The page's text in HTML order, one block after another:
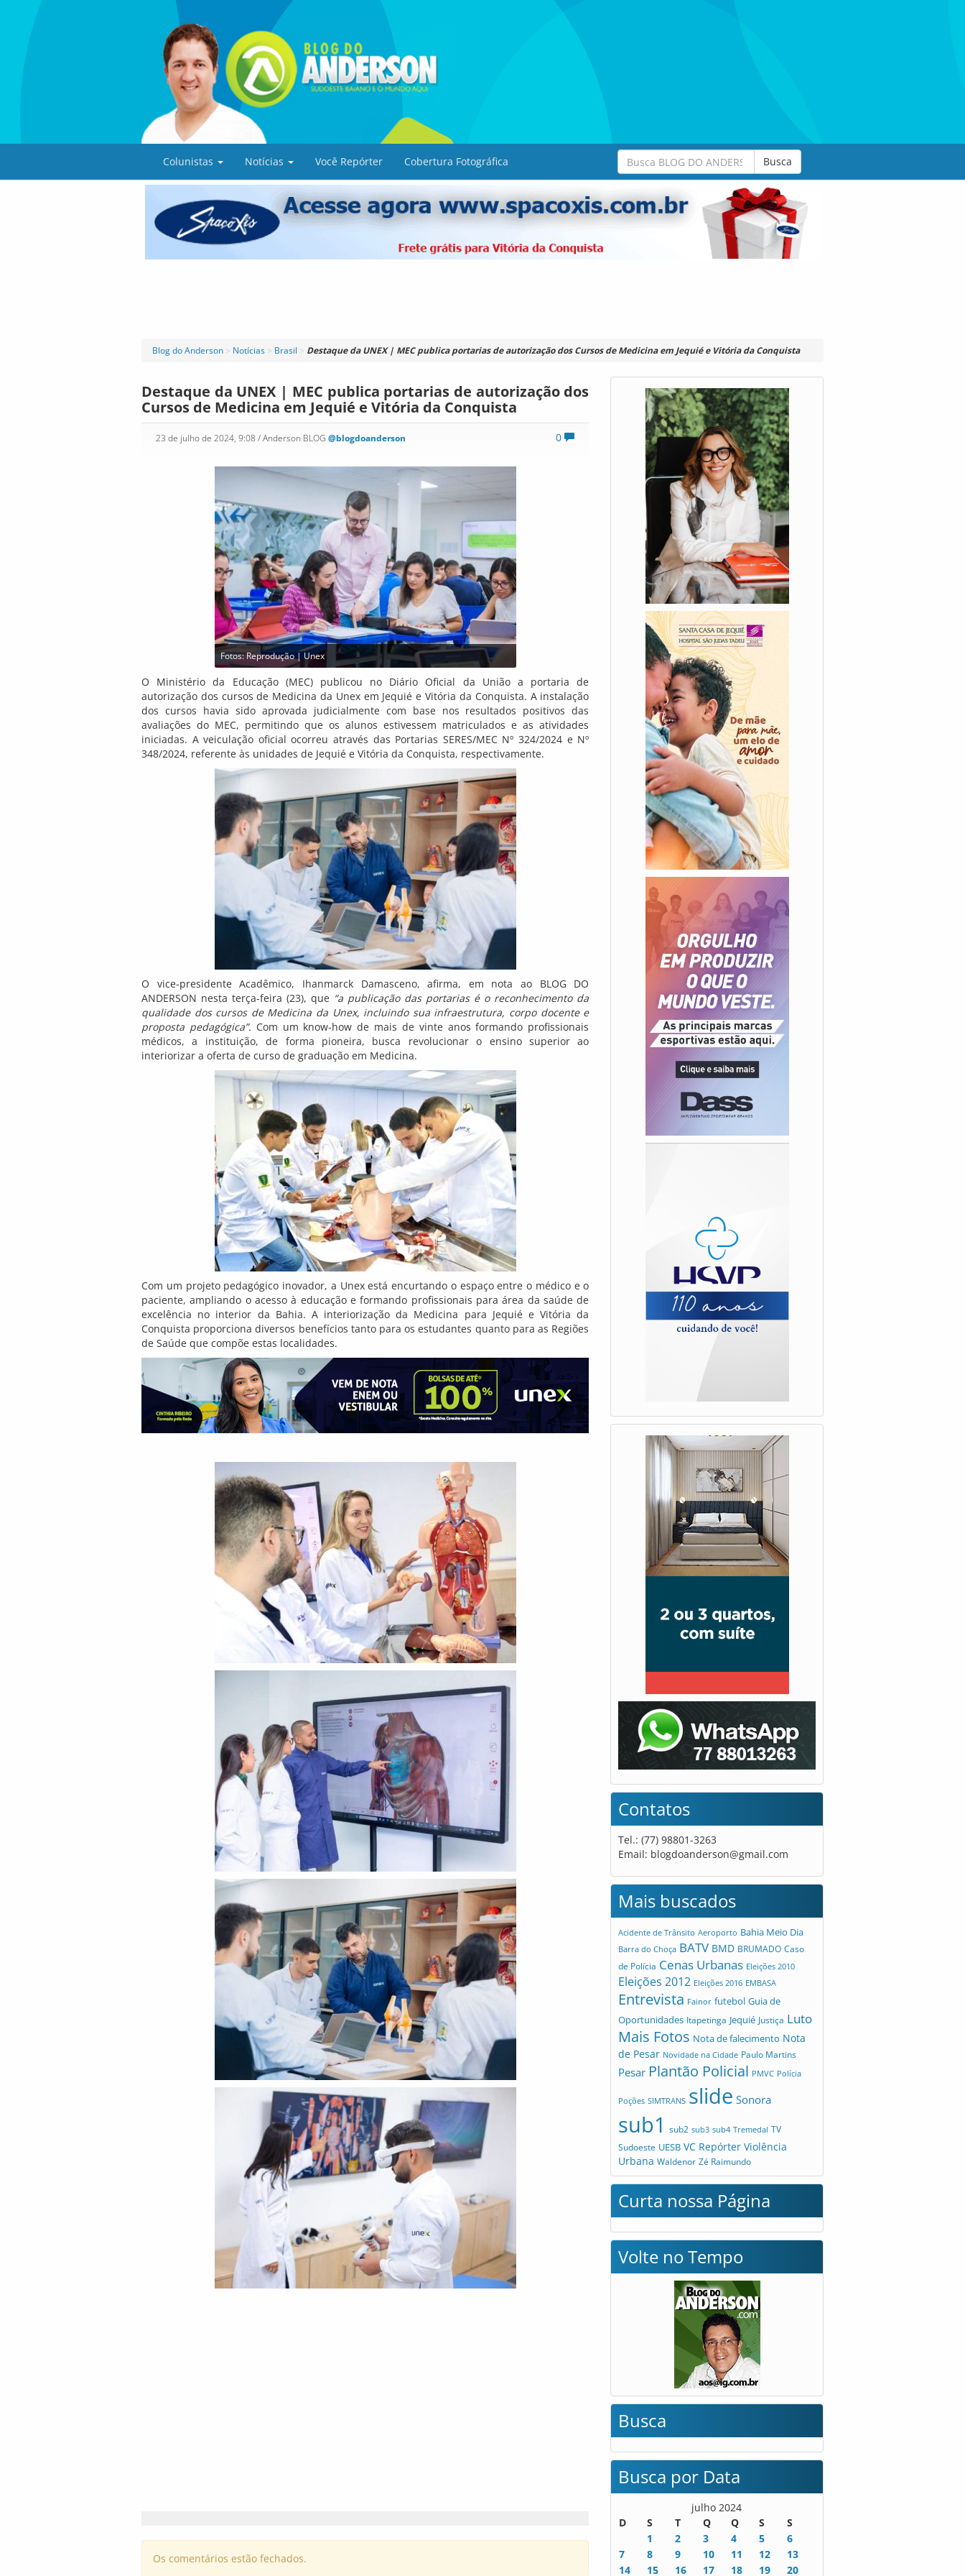
Colunistas Notícias Você Repórter Cobertura Fotográfica Busca
Blog do Anderson > Notícias > Brasil > Destaque da UNEX | MEC publica portarias de autorização dos Cursos de Medicina em Jequié e Vitória da Conquista
Destaque da UNEX | MEC publica portarias de autorização dos
Cursos de Medicina em Jequié e Vitória da Conquista
0
23 de julho de 2024, 9:08 / Anderson BLOG @blogdoanderson
Fotos: Reprodução | Unex
O Ministério da Educação (MEC) publicou no Diário Oficial da União a portaria de
autorização dos cursos de Medicina da Unex em Jequié e Vitória da Conquista. A instalação
dos cursos havia sido aprovada judicialmente com base nos resultados positivos das
avaliações do MEC, permitindo que os alunos estivessem matriculados e as atividades
iniciadas. A veiculação oficial ocorreu através das Portarias SERES/MEC Nº 324/2024 e Nº
348/2024, referente às unidades de Jequié e Vitória da Conquista, respectivamente.
O vice-presidente Acadêmico, Ihanmarck Damasceno, afirma, em nota ao BLOG DO
ANDERSON nesta terça-feira (23), que “a publicação das portarias é o reconhecimento da
qualidade dos cursos de Medicina da Unex, incluindo sua infraestrutura, corpo docente e
proposta pedagógica”. Com um know-how de mais de vinte anos formando profissionais
médicos, a instituição, de forma pioneira, busca revolucionar o ensino superior ao
interiorizar a oferta de curso de graduação em Medicina.
Com um projeto pedagógico inovador, a Unex está encurtando o espaço entre o médico e o
paciente, ampliando o acesso à educação e formando profissionais para área da saúde de
excelência no interior da Bahia. A interiorização da Medicina para Jequié e Vitória da
Conquista proporciona diversos benefícios tanto para os estudantes quanto para as Regiões
de Saúde que compõe estas localidades.
Os comentários estão fechados.
Contatos
Tel.: (77) 98801-3263
Email: blogdoanderson@gmail.com
Mais buscados
Acidente de Trânsito Aeroporto Bahia Meio Dia
Barra do Choça BATV BMD BRUMADO Caso
de Polícia Cenas Urbanas Eleições 2010
Eleições 2012 Eleições 2016 EMBASA
Entrevista Fainor futebol Guia de
Oportunidades Itapetinga Jequié Justiça Luto
Mais Fotos Nota de falecimento Nota
de Pesar Novidade na Cidade Paulo Martins
Pesar Plantão Policial PMVC Polícia
Poções SIMTRANS slide Sonora
sub1 sub2 sub3 sub4 Tremedal TV
Sudoeste UESB VC Repórter Violência
Urbana Waldenor Zé Raimundo
Curta nossa Página
Volte no Tempo
Busca
Busca por Data
julho 2024
D
S T Q Q S
S
1
2 3 4 5
6
7
8 9 10 11 12
13
14
15 16 17 18 19 20